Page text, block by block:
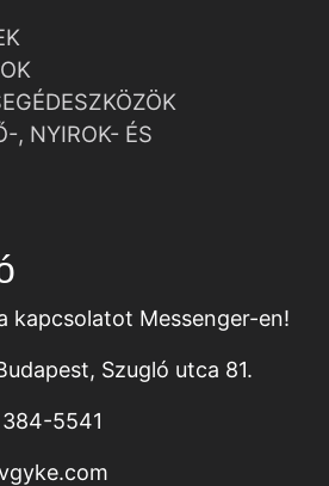
, NYIROK- ÉS
kapcsolatot Messenger-en!
Szugló utca 81.
5541